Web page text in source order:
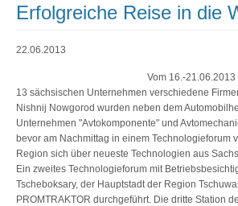
Erfolgreiche Reise in die
22.06.2013
Vom 16.-
13 sächsischen Unternehmen verschiedene
Nishnij Nowgorod wurden neben dem
Unternehmen "Avtokomponente" und
bevor am Nachmittag in einem Technologieforum
Region sich über neueste Technologien aus
Ein zweites Technologieforum mit
Tscheboksary, der Hauptstadt der Region
PROMTRAKTOR durchgeführt. Die dritte Station